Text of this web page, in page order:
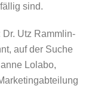
sind.
Utz Rammlin-
auf der Suche
Lolabo,